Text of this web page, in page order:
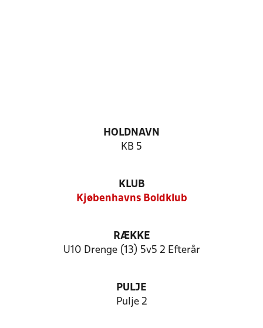
HOLDNAVN
KB 5
KLUB
Kjøbenhavns Boldklub
RÆKKE
U10 Drenge (13) 5v5 2 Efterår
PULJE
Pulje 2